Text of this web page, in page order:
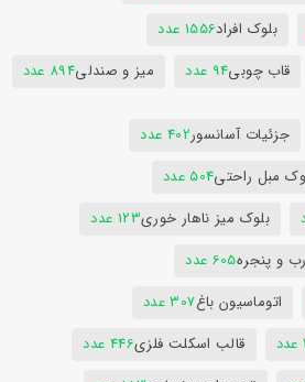
بلوک افراد1556 عدد
قاب چوبی94 عدد میز و صندلی894 عدد
جزئیات آسانسور402 عدد
مبل راحتی504 عدد
بلوک میز ناهار خوری123 عدد
و پنجره605 عدد
اتوماسیون باغ307 عدد
قالب اسکلت فلزی446 عدد